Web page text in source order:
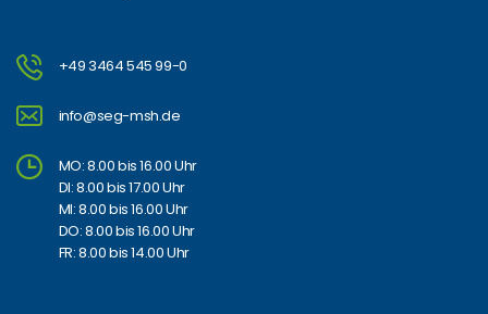
+49 3464 545 99-0
info@seg-msh.de
MO: 8.00 bis 16.00 Uhr
DI: 8.00 bis 17.00 Uhr
MI: 8.00 bis 16.00 Uhr
DO: 8.00 bis 16.00 Uhr
FR: 8.00 bis 14.00 Uhr